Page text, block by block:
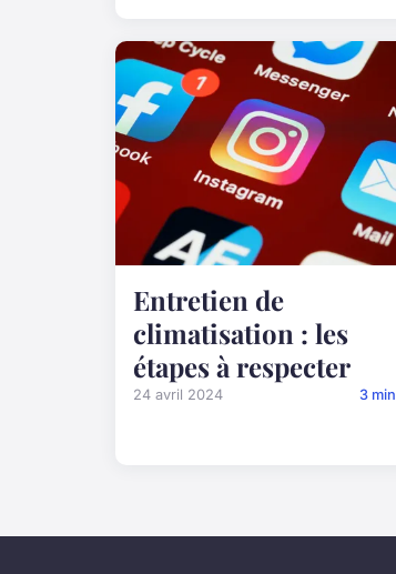
Entretien de
climatisation : les
étapes à respecter
24 avril 2024 3 min